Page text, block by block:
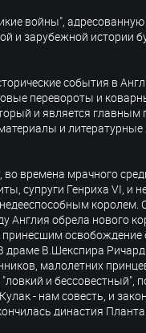
войны",
и зарубежной истории
события в
перевороты и
и является главным
и
времена мрачного
супруги Генриха VI, и
королем.
Англия обрела нового
освобождение
В.Шекспира
малолетних
и
- нам совесть, и
династия